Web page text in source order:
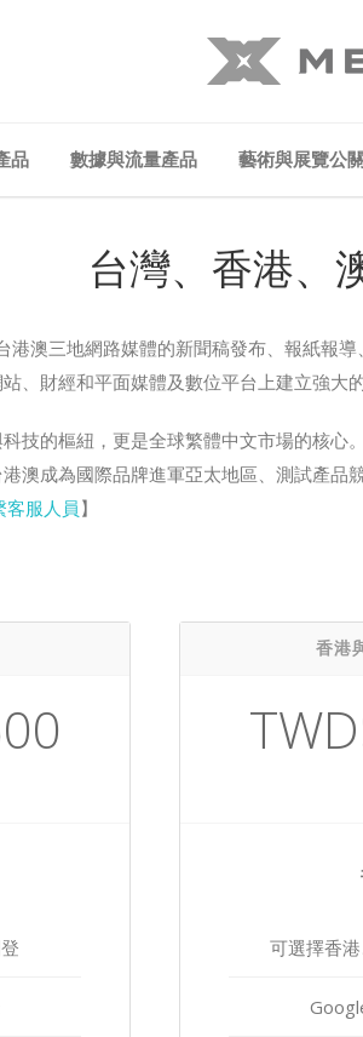
品 數據與流量產品 藝術與展覽公
台灣、香港、
港澳三地網路媒體的新聞稿發布、報紙報
、財經和平面媒體及數位平台上建立強大的
技的樞紐，更是全球繁體中文市場的核
澳成為國際品牌進軍亞太地區、測試產
客服人員 】
香港
可選擇香